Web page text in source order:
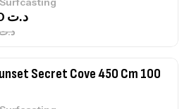
Surfcasting
د.ت768,000
د.ت692,000
Secret Cove 420 Cm 100